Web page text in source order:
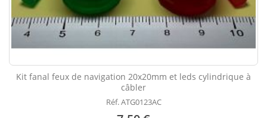
Kit fanal feux de navigation 20x20mm et leds cylindrique à
câbler
Réf. ATG0123AC